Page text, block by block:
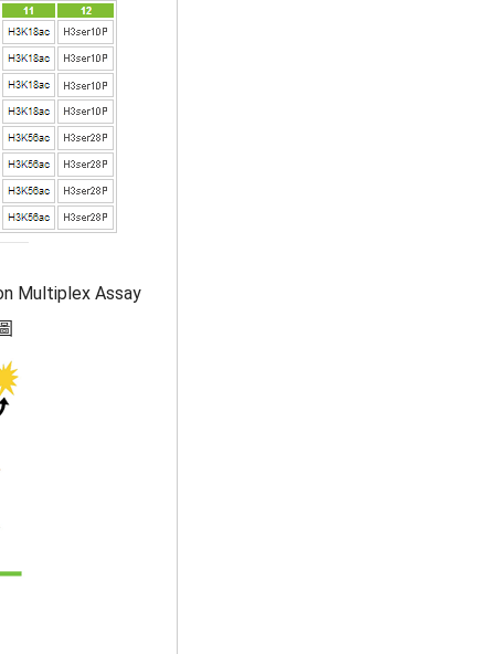
Multiplex Assay